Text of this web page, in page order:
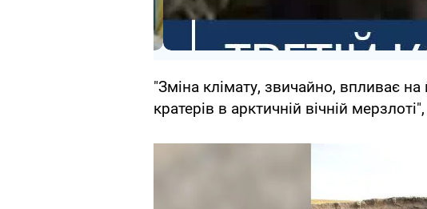
"Зміна клімату, звичайно, впливає
кратерів в арктичній вічній